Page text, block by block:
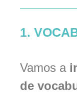
1.
Vamos a
de